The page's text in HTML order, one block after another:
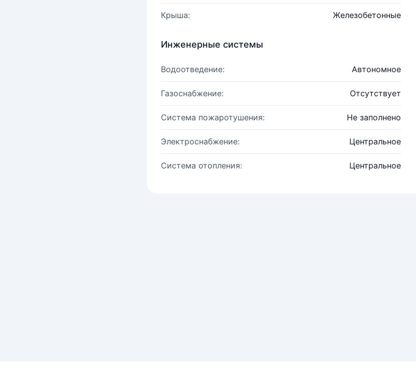
Крыша: Железобетонные
Инженерные системы
Водоотведение: Автономное
Газоснабжение: Отсутствует
Система пожаротушения: Не заполнено
Электроснабжение: Центральное
Система отопления: Центральное